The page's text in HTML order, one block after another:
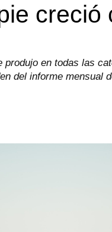
creció
produjo en todas las
del informe mensual